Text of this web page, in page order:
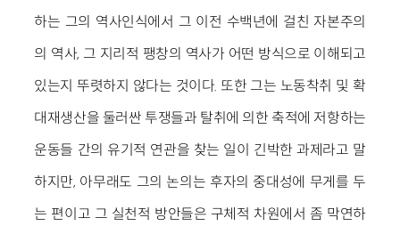
하는 그의 역사인식에서 그 이전 수백년에 걸친 자본주의
의 역사, 그 지리적 팽창의 역사가 어떤 방식으로 이해되고
있는지 뚜렷하지 않다는 것이다. 또한 그는 노동착취 및 확
대재생산을 둘러싼 투쟁들과 탈취에 의한 축적에 저항하는
운동들 간의 유기적 연관을 찾는 일이 긴박한 과제라고 말
하지만, 아무래도 그의 논의는 후자의 중대성에 무게를 두
는 편이고 그 실천적 방안들은 구체적 차원에서 좀 막연하